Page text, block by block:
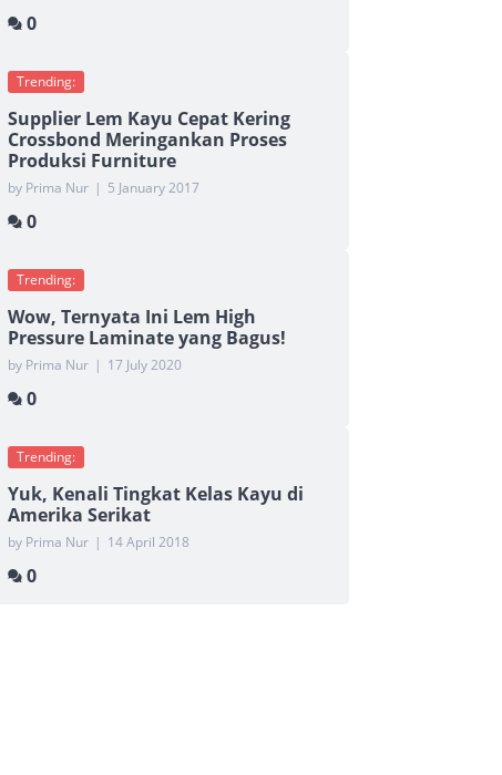
0
Trending:
Supplier Lem Kayu Cepat Kering
Crossbond Meringankan Proses
Produksi Furniture
by Prima Nur | 5 January 2017
0
Trending:
Wow, Ternyata Ini Lem High
Pressure Laminate yang Bagus!
by Prima Nur | 17 July 2020
0
Trending:
Yuk, Kenali Tingkat Kelas Kayu di
Amerika Serikat
by Prima Nur | 14 April 2018
0